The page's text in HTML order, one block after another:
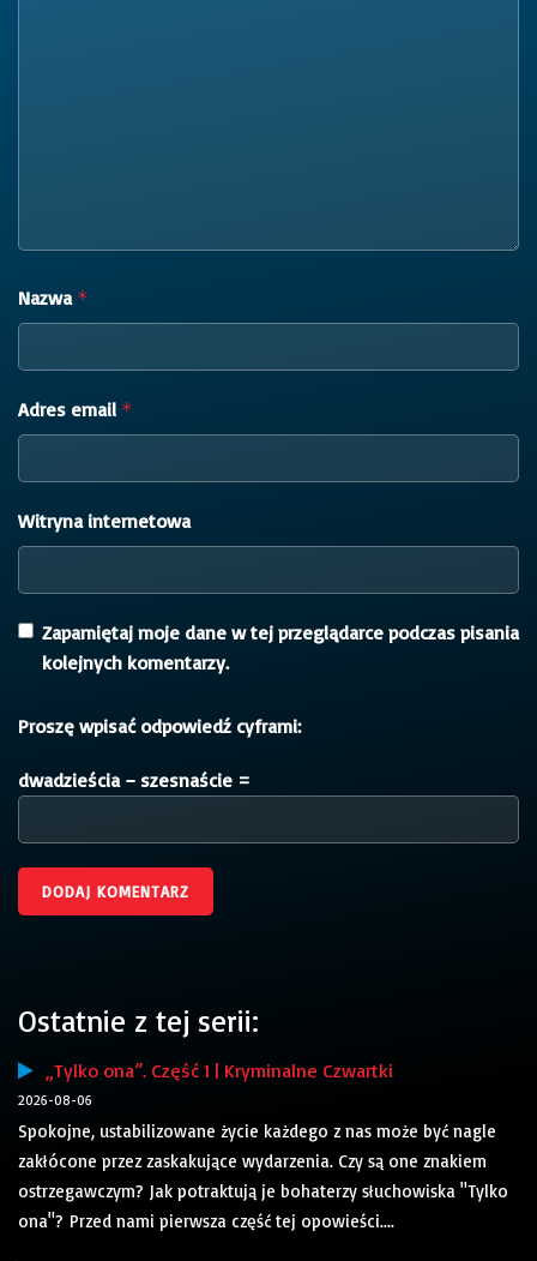
Nazwa *
Adres email *
Witryna internetowa
Zapamiętaj moje dane w tej przeglądarce podczas pisania
kolejnych komentarzy.
Proszę wpisać odpowiedź cyframi:
dwadzieścia − szesnaście =
Ostatnie z tej serii:
„Tylko ona”. Część 1 | Kryminalne Czwartki
2026-08-06
Spokojne, ustabilizowane życie każdego z nas może być nagle
zakłócone przez zaskakujące wydarzenia. Czy są one znakiem
ostrzegawczym? Jak potraktują je bohaterzy słuchowiska "Tylko
ona"? Przed nami pierwsza część tej opowieści....